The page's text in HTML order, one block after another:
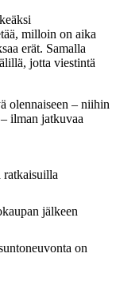
milloin on aika
erät. Samalla
jotta viestintä
olennaiseen – niihin
ilman jatkuvaa
ratkaisuilla
jälkeen
on